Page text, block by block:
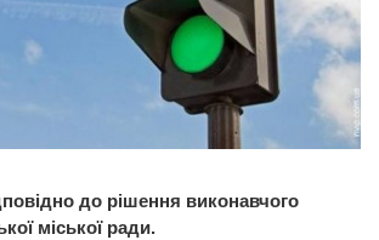
до рішення виконавчого
міської ради.